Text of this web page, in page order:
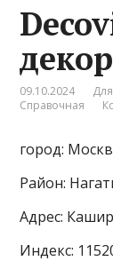
09.10.2024
Справочная
город:
Район:
Адрес:
Индекс: